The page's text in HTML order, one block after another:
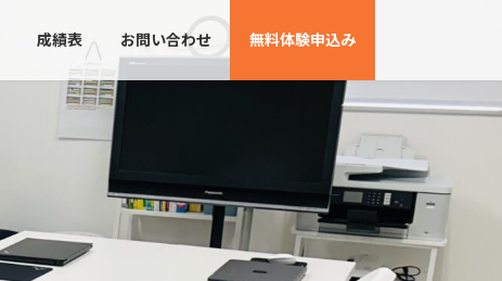
成績表 お問い合わせ 無料体験申込み